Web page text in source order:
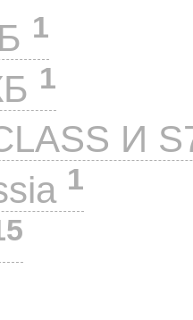
1
1
И
1